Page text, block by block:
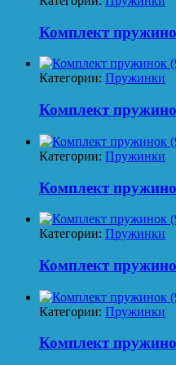
Комплект
Категории: Пружинки
Комплект
Категории: Пружинки
Комплект
Категории: Пружинки
Комплект
Категории: Пружинки
Комплект